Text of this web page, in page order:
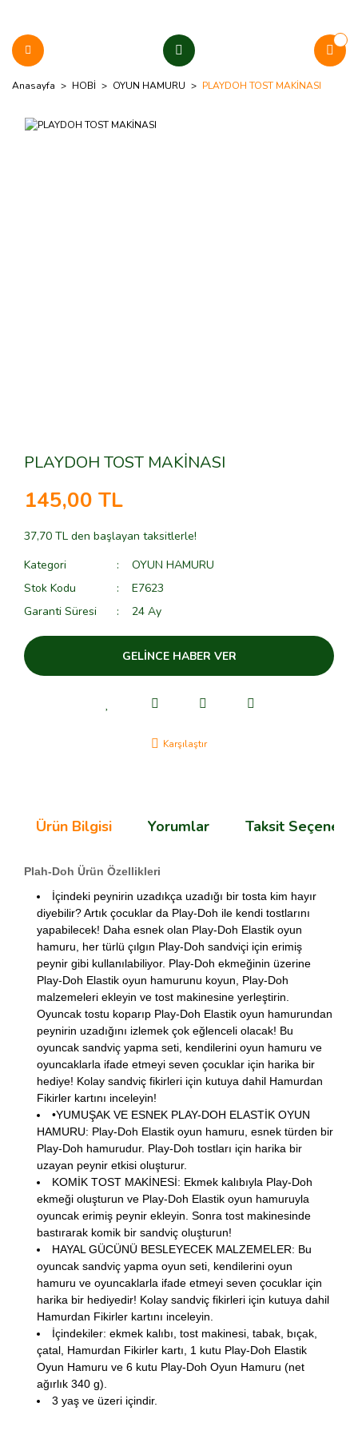
Anasayfa HOBİ OYUN HAMURU PLAYDOH TOST MAKİNASI
PLAYDOH TOST MAKİNASI
145,00 TL
37,70 TL den başlayan taksitlerle!
Kategori
OYUN HAMURU
Stok Kodu
E7623
Garanti Süresi
24 Ay
GELİNCE HABER VER
Karşılaştır
Ürün Bilgisi Yorumlar Taksit
Plah-Doh Ürün Özellikleri
İçindeki peynirin uzadıkça uzadığı bir tosta kim hayır
diyebilir? Artık çocuklar da Play-Doh ile kendi tostlarını
yapabilecek! Daha esnek olan Play-Doh Elastik oyun
hamuru, her türlü çılgın Play-Doh sandviçi için erimiş
peynir gibi kullanılabiliyor. Play-Doh ekmeğinin üzerine
Play-Doh Elastik oyun hamurunu koyun, Play-Doh
malzemeleri ekleyin ve tost makinesine yerleştirin.
Oyuncak tostu koparıp Play-Doh Elastik oyun hamurundan
peynirin uzadığını izlemek çok eğlenceli olacak! Bu
oyuncak sandviç yapma seti, kendilerini oyun hamuru ve
oyuncaklarla ifade etmeyi seven çocuklar için harika bir
hediye! Kolay sandviç fikirleri için kutuya dahil Hamurdan
Fikirler kartını inceleyin!
•YUMUŞAK VE ESNEK PLAY-DOH ELASTİK OYUN
HAMURU: Play-Doh Elastik oyun hamuru, esnek türden bir
Play-Doh hamurudur. Play-Doh tostları için harika bir
uzayan peynir etkisi oluşturur.
KOMİK TOST MAKİNESİ: Ekmek kalıbıyla Play-Doh
ekmeği oluşturun ve Play-Doh Elastik oyun hamuruyla
oyuncak erimiş peynir ekleyin. Sonra tost makinesinde
bastırarak komik bir sandviç oluşturun!
HAYAL GÜCÜNÜ BESLEYECEK MALZEMELER: Bu
oyuncak sandviç yapma oyun seti, kendilerini oyun
hamuru ve oyuncaklarla ifade etmeyi seven çocuklar için
harika bir hediyedir! Kolay sandviç fikirleri için kutuya dahil
Hamurdan Fikirler kartını inceleyin.
İçindekiler: ekmek kalıbı, tost makinesi, tabak, bıçak,
çatal, Hamurdan Fikirler kartı, 1 kutu Play-Doh Elastik
Oyun Hamuru ve 6 kutu Play-Doh Oyun Hamuru (net
ağırlık 340 g).
3 yaş ve üzeri içindir.